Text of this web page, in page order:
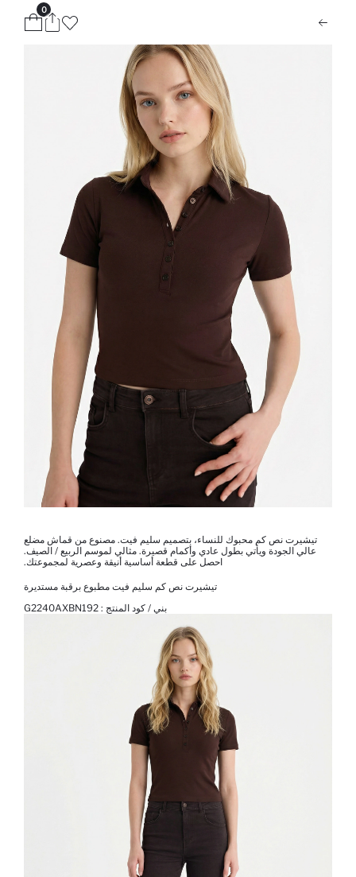
0
تيشيرت نص كم محبوك للنساء، بتصميم سليم فيت. مصنوع من قماش مضلع
عالي الجودة ويأتي بطول عادي وأكمام قصيرة. مثالي لموسم الربيع / الصيف.
احصل على قطعة أساسية أنيقة وعصرية لمجموعتك.
تيشيرت نص كم سليم فيت مطبوع برقبة مستديرة
بني / كود المنتج : G2240AXBN192